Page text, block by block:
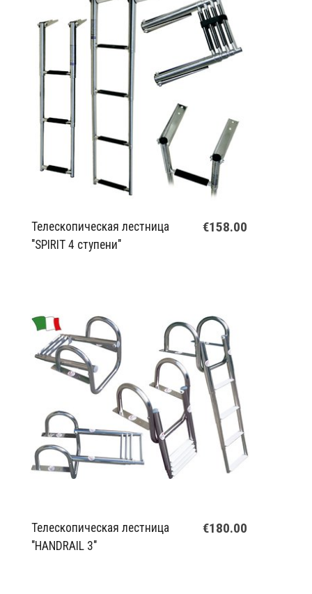
Телескопическая лестница
"SPIRIT 4 ступени"
€158.00
Телескопическая лестница
"HANDRAIL 3"
€180.00